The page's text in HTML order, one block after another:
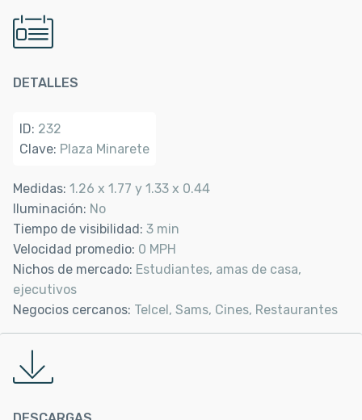
DETALLES
ID: 232
Clave: Plaza Minarete
Medidas: 1.26 x 1.77 y 1.33 x 0.44
Iluminación: No
Tiempo de visibilidad: 3 min
Velocidad promedio: 0 MPH
Nichos de mercado: Estudiantes, amas de casa,
ejecutivos
Negocios cercanos: Telcel, Sams, Cines, Restaurantes